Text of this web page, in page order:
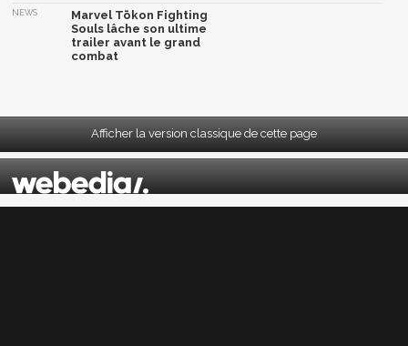
NEWS
Marvel Tōkon Fighting
Souls lâche son ultime
trailer avant le grand
combat
Afficher la version classique de cette page